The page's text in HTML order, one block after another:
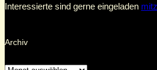
Interessierte sind gerne eingeladen
Archiv